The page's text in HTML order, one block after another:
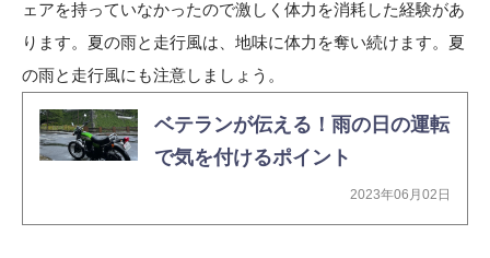
ェアを持っていなかったので激しく体力を消耗した経験があ
ります。夏の雨と走行風は、地味に体力を奪い続けます。夏
の雨と走行風にも注意しましょう。
ベテランが伝える！雨の日の運転
で気を付けるポイント
2023年06月02日